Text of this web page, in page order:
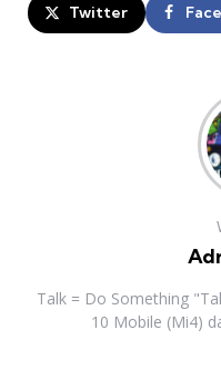
Twitter
Talk = Do Something
10 Mobile (Mi4)